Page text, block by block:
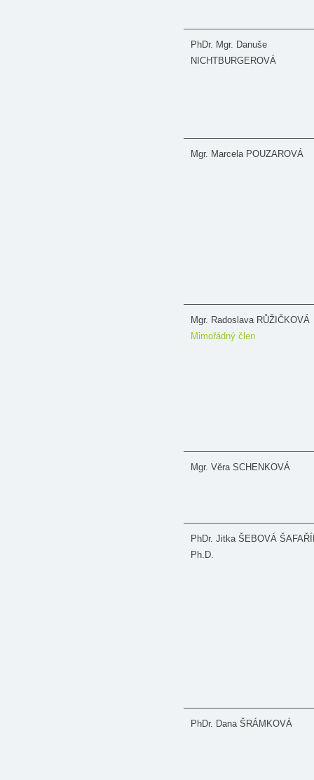
PhDr. Mgr. Danuše
NICHTBURGEROVÁ
Mgr. Marcela POUZAROVÁ
Mgr. Radoslava RŮŽIČKOVÁ
Mimořádný člen
Mgr. Věra SCHENKOVÁ
PhDr. Jitka ŠEBOVÁ
Ph.D.
PhDr. Dana ŠRÁMKOVÁ